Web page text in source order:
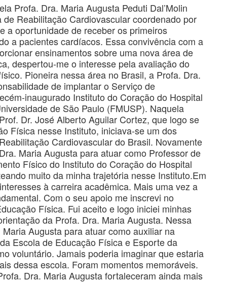
Profa. Dra. Maria Augusta Peduti Dal’Molin
Reabilitação Cardiovascular coordenado por
a oportunidade de receber os primeiros
a pacientes cardíacos. Essa convivência com a
ensinamentos sobre uma nova área de
despertou-me o interesse pela avaliação do
Pioneira nessa área no Brasil, a Profa. Dra.
de implantar o Serviço de
inaugurado Instituto do Coração do Hospital
de São Paulo (FMUSP). Naquela
Dr. José Alberto Aguilar Cortez, que logo se
Física nesse Instituto, iniciava-se um dos
Cardiovascular do Brasil. Novamente
Maria Augusta para atuar como Professor de
Físico do Instituto do Coração do Hospital
muito da minha trajetória nesse Instituto.Em
à carreira acadêmica. Mais uma vez a
Com o seu apoio me inscrevi no
Física. Fui aceito e logo iniciei minhas
da Profa. Dra. Maria Augusta. Nessa
Augusta para atuar como auxiliar na
Escola de Educação Física e Esporte da
voluntário. Jamais poderia imaginar que estaria
dessa escola. Foram momentos memoráveis.
Dra. Maria Augusta fortaleceram ainda mais